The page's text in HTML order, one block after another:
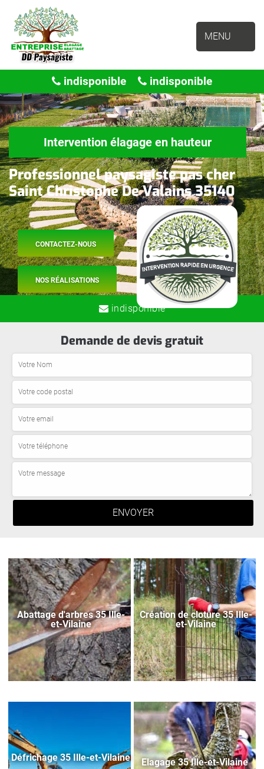
MENU
indisponible indisponible
Intervention élagage en hauteur
Professionnel paysagiste pas cher
Saint Christophe De Valains 35140
CONTACTEZ-NOUS
NOS RÉALISATIONS
indisponible
Demande de devis gratuit
Abattage d'arbres 35 Ille-
et-Vilaine
Création de cloture 35 Ille-
et-Vilaine
Défrichage 35 Ille-et-Vilaine Elagage 35 Ille-et-Vilaine